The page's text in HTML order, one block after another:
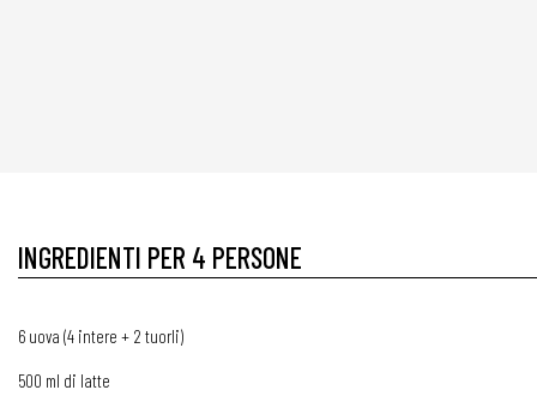
INGREDIENTI PER 4 PERSONE
6 uova (4 intere + 2 tuorli)
500 ml di latte